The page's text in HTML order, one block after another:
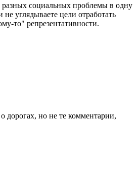
социальных проблемы в одну
углядываете цели отработать
то" репрезентативности.
дорогах, но не те комментарии,